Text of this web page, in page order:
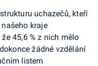
uchazečů, kteří
kraje
45,6 % z nich mělo
žádné vzdělání
listem